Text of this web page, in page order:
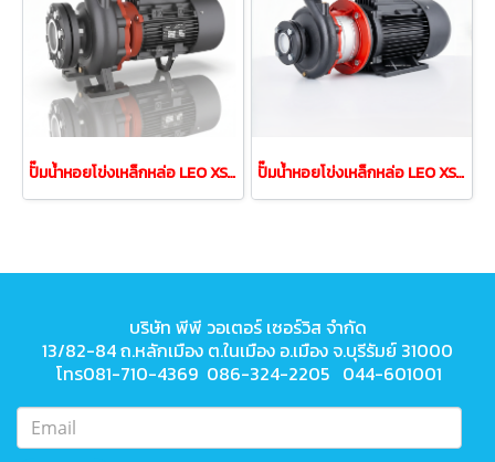
ปั๊มนํ้าหอยโข่งเหล็กหล่อ LEO XST40-125/22 2.2kw 3.0HP 380V ปั๊มนํ้าหอยโข่งเหล็กหล่อ LEO XST80-250/450 45.0kw 60HP 380V
บริษัท พีพี วอเตอร์ เซอร์วิส จำกัด
13/82-84 ถ.หลักเมือง ต.ในเมือง อ.เมือง จ.บุรีรัมย์ 31000
โทร081-710-4369 086-324-2205 044-601001